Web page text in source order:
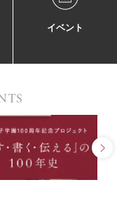
イベント